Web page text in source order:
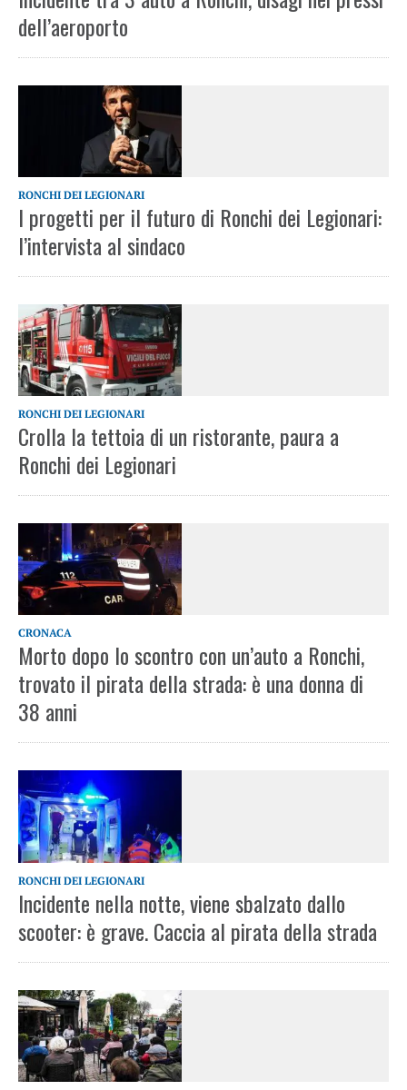
dell’aeroporto
RONCHI DEI LEGIONARI
I progetti per il futuro di Ronchi dei Legionari:
l’intervista al sindaco
RONCHI DEI LEGIONARI
Crolla la tettoia di un ristorante, paura a
Ronchi dei Legionari
CRONACA
Morto dopo lo scontro con un’auto a Ronchi,
trovato il pirata della strada: è una donna di
38 anni
RONCHI DEI LEGIONARI
Incidente nella notte, viene sbalzato dallo
scooter: è grave. Caccia al pirata della strada